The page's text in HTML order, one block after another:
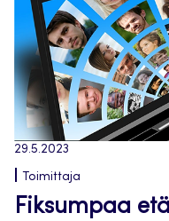
29.5.2023
Toimittaja
Fiksumpaa